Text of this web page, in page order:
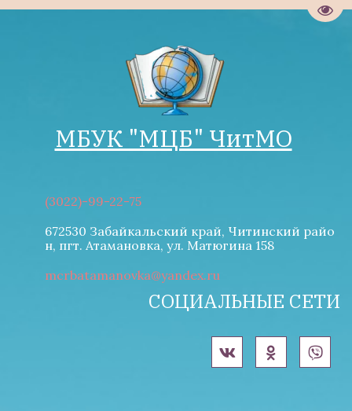
МБУК "М­­ЦБ" ЧитМО
(3022)-99-22-75
672530 Забайкальский край, Читинский райо
н, пгт. Атамановка, ул. Матюгина 158
mcrbatamanovka@yandex.ru
СОЦИАЛЬНЫЕ СЕТИ